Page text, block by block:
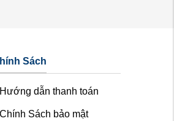
Sách
Hướng dẫn thanh toán
Chính Sách bảo mật